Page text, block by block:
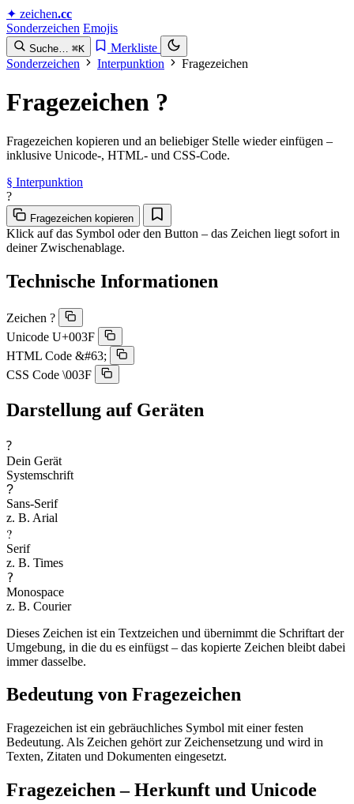
✦ zeichen.cc
Sonderzeichen Emojis
Suche… ⌘K
Merkliste
Sonderzeichen
Interpunktion Fragezeichen
Fragezeichen ?︎
Fragezeichen kopieren und an beliebiger Stelle wieder einfügen –
inklusive Unicode-, HTML- und CSS-Code.
§︎ Interpunktion
?︎
Fragezeichen kopieren
Klick auf das Symbol oder den Button – das Zeichen liegt sofort in
deiner Zwischenablage.
Technische Informationen
Zeichen ?︎
Unicode U+003F
HTML Code &#63;
CSS Code \003F
Darstellung auf Geräten
?︎
Dein Gerät
Systemschrift
?︎
Sans-Serif
z. B. Arial
?︎
Serif
z. B. Times
?︎
Monospace
z. B. Courier
Dieses Zeichen ist ein Textzeichen und übernimmt die Schriftart der
Umgebung, in die du es einfügst – das kopierte Zeichen bleibt dabei
immer dasselbe.
Bedeutung von Fragezeichen
Fragezeichen ist ein gebräuchliches Symbol mit einer festen
Bedeutung. Als Zeichen gehört zur Zeichensetzung und wird in
Texten, Zitaten und Dokumenten eingesetzt.
Fragezeichen – Herkunft und Unicode